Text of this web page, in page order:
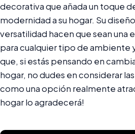
decorativa que añada un toque
modernidad a su hogar. Su
versatilidad hacen que sean una
para cualquier tipo de ambiente
que, si estás pensando en
hogar, no dudes en considerar
como una opción realmente
hogar lo agradecerá!